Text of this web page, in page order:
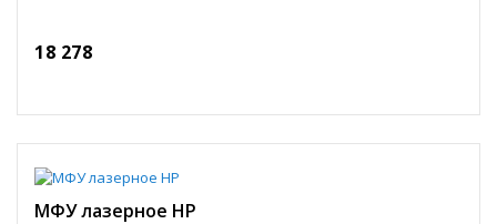
18 278
МФУ лазерное HP